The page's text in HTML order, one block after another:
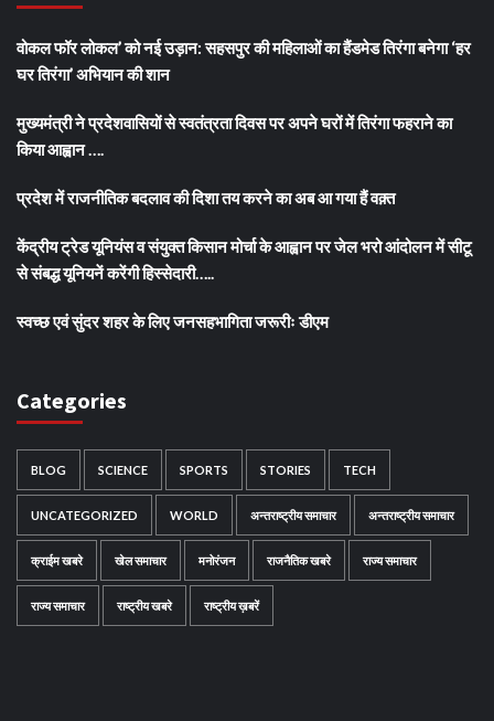
वोकल फॉर लोकल’ को नई उड़ान: सहसपुर की महिलाओं का हैंडमेड तिरंगा बनेगा ‘हर
घर तिरंगा’ अभियान की शान
मुख्यमंत्री ने प्रदेशवासियों से स्वतंत्रता दिवस पर अपने घरों में तिरंगा फहराने का
किया आह्वान ….
प्रदेश में राजनीतिक बदलाव की दिशा तय करने का अब आ गया हैं वक़्त
केंद्रीय ट्रेड यूनियंस व संयुक्त किसान मोर्चा के आह्वान पर जेल भरो आंदोलन में सीटू
से संबद्ध यूनियनें करेंगी हिस्सेदारी…..
स्वच्छ एवं सुंदर शहर के लिए जनसहभागिता जरूरीः डीएम
Categories
BLOG SCIENCE SPORTS STORIES TECH
UNCATEGORIZED WORLD अन्तराष्ट्रीय समाचार अन्तराष्ट्रीय समाचार
क्राईम खबरे खेल समाचार मनोरंजन राजनैतिक खबरे राज्य समाचार
राज्य समाचार राष्ट्रीय खबरे राष्ट्रीय ख़बरें